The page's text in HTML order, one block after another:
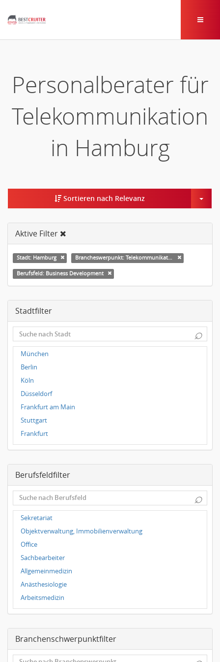
Personalberater für
Telekommunikation
in Hamburg
Sortieren nach Relevanz
Aktive Filter
Stadt: Hamburg Brancheswerpunkt: Telekommunikation
Berufsfeld: Business Development
Stadtfilter
⌕
München
Berlin
Köln
Düsseldorf
Frankfurt am Main
Stuttgart
Frankfurt
Dresden
Leipzig
Dortmund
Wuppertal
Hallbergmoos
Würzburg
Grünwald
Ulm
Bielefeld
Hannover
Duisburg
Berufsfeldfilter
⌕
Sekretariat
Objektverwaltung, Immobilienverwaltung
Office
Sachbearbeiter
Allgemeinmedizin
Anästhesiologie
Arbeitsmedizin
Augenheilkunde
Frauenheilkunde, Geburtshilfe
Hals-Nasen-Ohrenheilkunde
Branchenschwerpunktfilter